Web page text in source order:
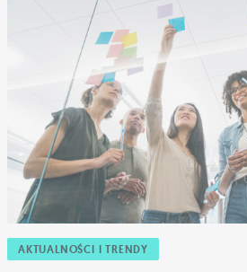
AKTUALNOŚCI I TRENDY